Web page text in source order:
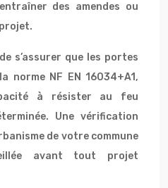
des amendes ou
s’assurer que les portes
norme NF EN 16034+A1,
à résister au feu
Une vérification
de votre commune
avant tout projet